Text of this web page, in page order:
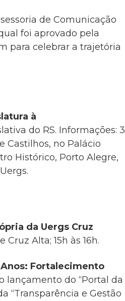
de Comunicação
foi aprovado pela
para celebrar a trajetória
à
do RS. Informações: 3
Castilhos, no Palácio
Histórico, Porto Alegre,
da Uergs Cruz
Alta; 15h às 16h.
Anos: Fortalecimento
lançamento do “Portal da
“Transparência e Gestão